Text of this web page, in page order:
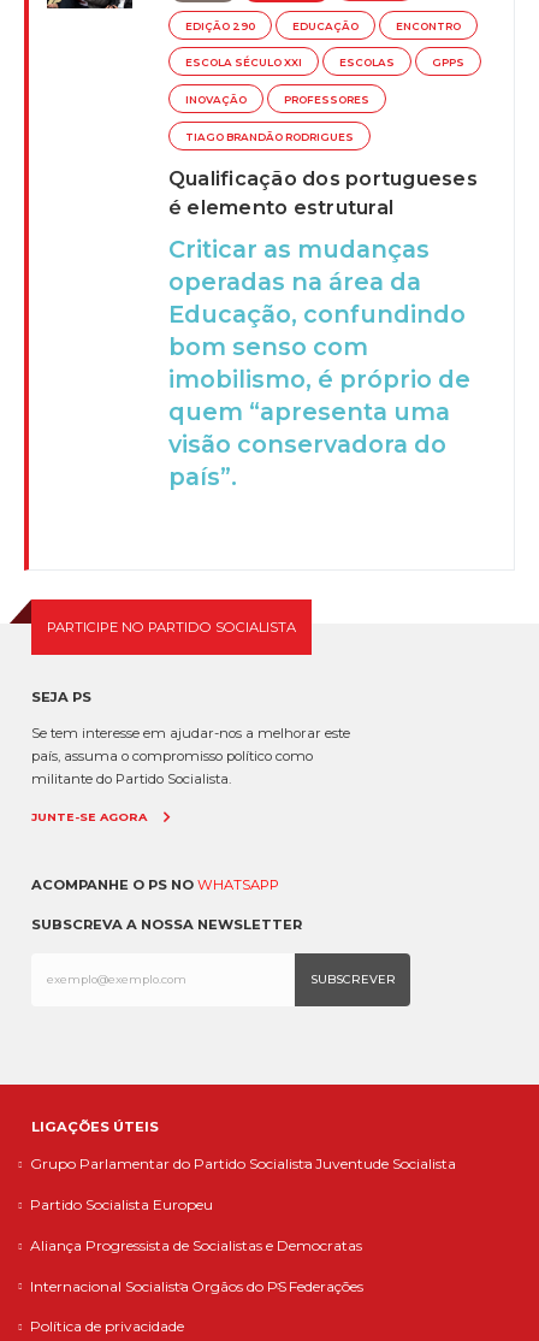
EDIÇÃO 290 EDUCAÇÃO ENCONTRO
ESCOLA SÉCULO XXI ESCOLAS GPPS
INOVAÇÃO PROFESSORES
TIAGO BRANDÃO RODRIGUES
Qualificação dos portugueses
é elemento estrutural
Criticar as mudanças
operadas na área da
Educação, confundindo
bom senso com
imobilismo, é próprio de
quem “apresenta uma
visão conservadora do
país”.
PARTICIPE NO PARTIDO SOCIALISTA
SEJA PS
Se tem interesse em ajudar-nos a melhorar este
país, assuma o compromisso político como
militante do Partido Socialista.
JUNTE-SE AGORA
ACOMPANHE O PS NO WHATSAPP
SUBSCREVA A NOSSA NEWSLETTER
LIGAÇÕES ÚTEIS
Grupo Parlamentar do Partido Socialista Juventude Socialista
Partido Socialista Europeu
Aliança Progressista de Socialistas e Democratas
Internacional Socialista Orgãos do PS Federações
Política de privacidade